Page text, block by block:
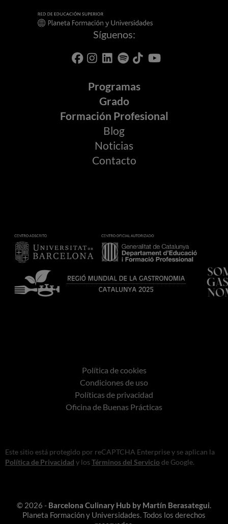
Síguenos:
Programas
Grado
Formación Profesional
Blog
Noticias
Contacto
Política de cookies
Condiciones de uso
Políticas de privacidad
Oficina de Buenas Prácticas
Este sitio está protegido por reCAPTCHA Enterprise y se aplican la
Política de Privacidad y losTérminos del Serviciode Google.
© 2026 - Barcelona Culinary Hub by Martín Berasategui.
Planeta Formación y Universidades. Todos los derechos